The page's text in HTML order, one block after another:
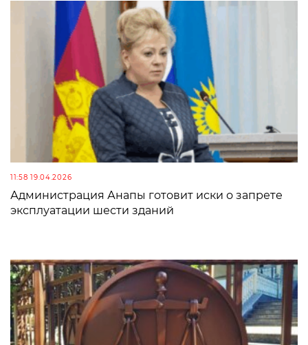
11:58 19.04.2026
Администрация Анапы готовит иски о запрете
эксплуатации шести зданий